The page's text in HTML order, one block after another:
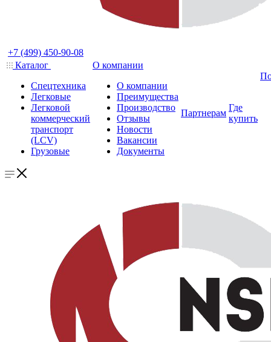
+7 (499) 450-90-08
Каталог
Спецтехника
Легковые
Легковой
коммерческий
транспорт
(LCV)
Грузовые
О компании
О компании
Преимущества
Производство
Отзывы
Новости
Вакансии
Документы
Партнерам
Где
купить